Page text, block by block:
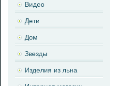
Видео
Дети
Дом
Звезды
Изделия из льна